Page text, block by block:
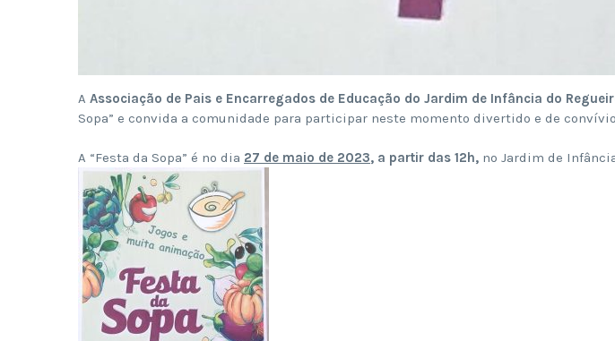
A Associação de Pais e Encarregados de Educação do Jardim de Infância do
Sopa” e convida a comunidade para participar neste momento divertido e de
A “Festa da Sopa” é no dia 27 de maio de 2023, a partir das 12h, no Jardim de